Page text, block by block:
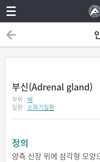
부신(Adrenal gland)
부위 : 배
질환 : 소화기질환
정의
양측 신장 위에 삼각형 모